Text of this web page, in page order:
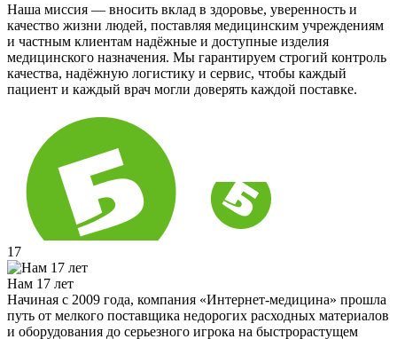
Наша миссия — вносить вклад в здоровье, уверенность и
качество жизни людей, поставляя медицинским учреждениям
и частным клиентам надёжные и доступные изделия
медицинского назначения. Мы гарантируем строгий контроль
качества, надёжную логистику и сервис, чтобы каждый
пациент и каждый врач могли доверять каждой поставке.
17
Нам 17 лет
Начиная с 2009 года, компания «Интернет-медицина» прошла
путь от мелкого поставщика недорогих расходных материалов
и оборудования до серьезного игрока на быстрорастущем